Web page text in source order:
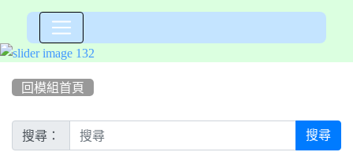
回模組首頁
搜尋： 搜尋